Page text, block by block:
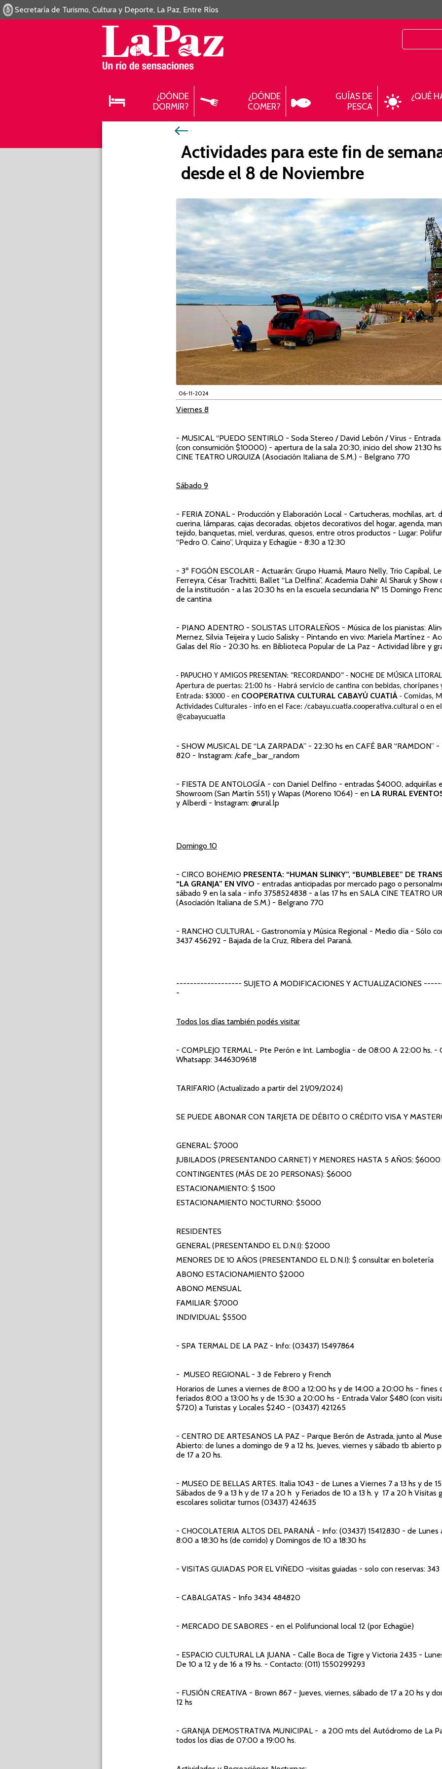
Secretaría de Turismo, Cultura y Deporte, La Paz, Entre Ríos
¿DÓNDE
DORMIR?
¿DÓNDE
COMER?
GUÍAS DE
PESCA
¿QUÉ
Actividades para este fin de
desde el 8 de Noviembre
06-11-2024
Viernes 8
- MUSICAL “PUEDO SENTIRLO - Soda Stereo / David Lebón / Virus -
(con consumición $10000) - apertura de la sala 20:30, inicio del show 21:30
CINE TEATRO URQUIZA (Asociación Italiana de S.M.) - Belgrano 770
Sábado 9
- FERIA ZONAL - Producción y Elaboración Local - Cartucheras, mochilas, art.
cuerina, lámparas, cajas decoradas, objetos decorativos del hogar, agenda,
tejido, banquetas, miel, verduras, quesos, entre otros productos - Lugar:
“Pedro O. Caino”, Urquiza y Echagüe - 8:30 a 12:30
- 3º FOGÓN ESCOLAR - Actuarán: Grupo Huamá, Mauro Nelly, Trio Capibal,
Ferreyra, César Trachitti, Ballet “La Delfina”, Academia Dahir Al Sharuk y Show
de la institución - a las 20:30 hs en la escuela secundaria Nº 15 Domingo
de cantina
- PIANO ADENTRO - SOLISTAS LITORALEÑOS - Música de los pianistas:
Mernez, Silvia Teijeira y Lucio Salisky - Pintando en vivo: Mariela Martínez -
Galas del Río - 20:30 hs. en Biblioteca Popular de La Paz - Actividad libre y
- PAPUCHO Y AMIGOS PRESENTAN: "RECORDANDO" - NOCHE DE MÚSICA
Apertura de puertas: 21:00 hs - Habrá servicio de cantina con bebidas, choripanes
Entrada: $3000 - en COOPERATIVA CULTURAL CABAYÚ CUATIÁ - Comidas,
Actividades Culturales - info en el Face: /cabayu.cuatia.cooperativa.cultural o en
@cabayucuatia
- SHOW MUSICAL DE “LA ZARPADA” - 22:30 hs en CAFÉ BAR “RAMDON” -
820 - Instagram: /cafe_bar_random
- FIESTA DE ANTOLOGÍA - con Daniel Delfino - entradas $4000, adquirilas
Showroom (San Martín 551) y Wapas (Moreno 1064) - en LA RURAL
y Alberdi - Instagram: @rural.lp
Domingo 10
- CIRCO BOHEMIO PRESENTA: “HUMAN SLINKY”, “BUMBLEBEE” DE
“LA GRANJA” EN VIVO - entradas anticipadas por mercado pago o
sábado 9 en la sala - info 3758524838 - a las 17 hs en SALA CINE TEATRO
(Asociación Italiana de S.M.) - Belgrano 770
- RANCHO CULTURAL - Gastronomía y Música Regional - Medio día - Sólo
3437 456292 - Bajada de la Cruz, Ribera del Paraná.
------------------- SUJETO A MODIFICACIONES Y ACTUALIZACIONES
-
Todos los días también podés visitar
- COMPLEJO TERMAL- Pte Perón e Int. Lamboglia - de 08:00 A 22:00 hs. -
Whatsapp: 3446309618
TARIFARIO (Actualizado a partir del 21/09/2024)
SE PUEDE ABONAR CON TARJETA DE DÉBITO O CRÉDITO VISA Y
GENERAL: $7000
JUBILADOS (PRESENTANDO CARNET) Y MENORES HASTA 5 AÑOS: $6000
CONTINGENTES (MÁS DE 20 PERSONAS): $6000
ESTACIONAMIENTO: $ 1500
ESTACIONAMIENTO NOCTURNO: $5000
RESIDENTES
GENERAL (PRESENTANDO EL D.N.I): $2000
MENORES DE 10 AÑOS (PRESENTANDO EL D.N.I): $ consultar en boletería
ABONO ESTACIONAMIENTO $2000
ABONO MENSUAL
FAMILIAR: $7000
INDIVIDUAL: $5500
- SPA TERMAL DE LA PAZ - Info: (03437) 15497864
- MUSEO REGIONAL- 3 de Febrero y French
Horarios de Lunes a viernes de 8:00 a 12:00 hs y de 14:00 a 20:00 hs - fines
feriados 8:00 a 13:00 hs y de 15:30 a 20:00 hs - Entrada Valor $480 (con
$720) a Turistas y Locales $240 - (03437) 421265
- CENTRO DE ARTESANOS LA PAZ - Parque Berón de Astrada, junto al
Abierto: de lunes a domingo de 9 a 12 hs, Jueves, viernes y sábado tb abierto
de 17 a 20 hs.
- MUSEO DE BELLAS ARTES. Italia 1043 - de Lunes a Viernes 7 a 13 hs y de
Sábados de 9 a 13 h y de 17 a 20 h y Feriados de 10 a 13 h. y 17 a 20 h Visitas
escolares solicitar turnos (03437) 424635
- CHOCOLATERIA ALTOS DEL PARANÁ - Info: (03437) 15412830 - de Lunes
8:00 a 18:30 hs (de corrido) y Domingos de 10 a 18:30 hs
- VISITAS GUIADAS POR EL VIÑEDO -visitas guiadas - solo con reservas:
- CABALGATAS - Info 3434 484820
- MERCADO DE SABORES - en el Polifuncional local 12 (por Echagüe)
- ESPACIO CULTURAL LA JUANA - Calle Boca de Tigre y Victoria 2435 -
De 10 a 12 y de 16 a 19 hs. - Contacto: (011) 1550299293
- FUSIÓN CREATIVA - Brown 867 - Jueves, viernes, sábado de 17 a 20 hs y
12 hs
- GRANJA DEMOSTRATIVA MUNICIPAL- a 200 mts del Autódromo de La
todos los días de 07:00 a 19:00 hs.